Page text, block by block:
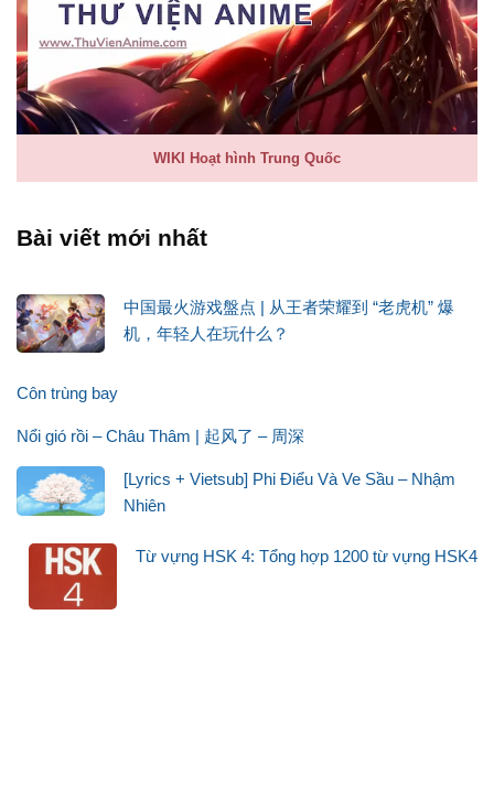
WIKI Hoạt hình Trung Quốc
Bài viết mới nhất
中国最火游戏盤点 | 从王者荣耀到 “老虎机” 爆
机，年轻人在玩什么？
Côn trùng bay
Nổi gió rồi – Châu Thâm | 起风了 – 周深
[Lyrics + Vietsub] Phi Điểu Và Ve Sầu – Nhậm
Nhiên
Từ vựng HSK 4: Tổng hợp 1200 từ vựng HSK4